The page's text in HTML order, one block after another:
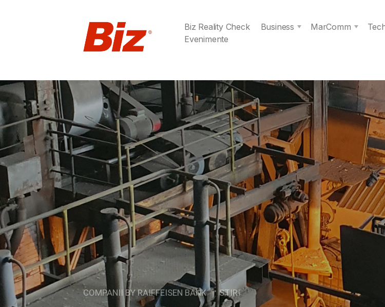
Biz Reality Check Business MarComm
Evenimente
COMPANII BY RAIFFEISEN BANK STIRI